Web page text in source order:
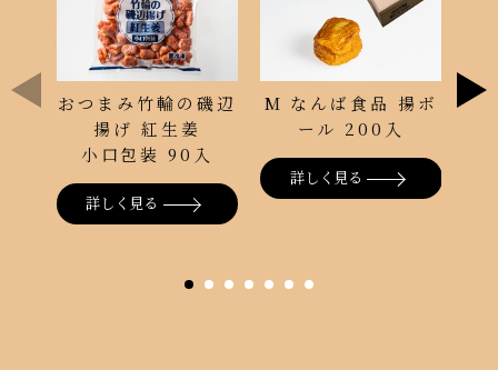
おつまみ竹輪の磯辺
揚げ 紅生姜
小口包装 90入
詳しく見る
M なんば食品 揚ボ
ール 200入
詳しく見る
し